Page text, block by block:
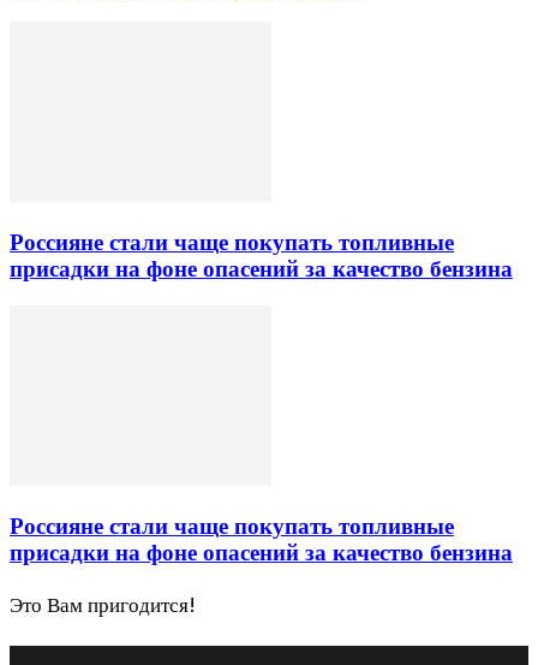
Россияне стали чаще покупать топливные
присадки на фоне опасений за качество бензина
Россияне стали чаще покупать топливные
присадки на фоне опасений за качество бензина
Это Вам пригодится!